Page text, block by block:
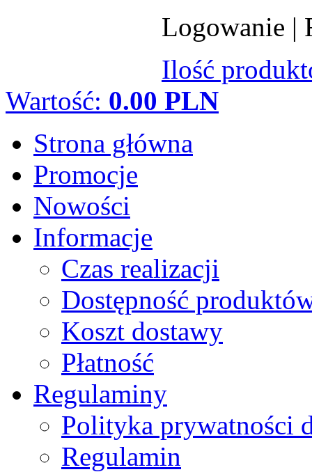
Logowanie |
Ilość
Wartość: 0.00 PLN
Strona główna
Promocje
Nowości
Informacje
Czas realizacji
Dostępność
Koszt dostawy
Płatność
Regulaminy
Polityka prywatności
Regulamin